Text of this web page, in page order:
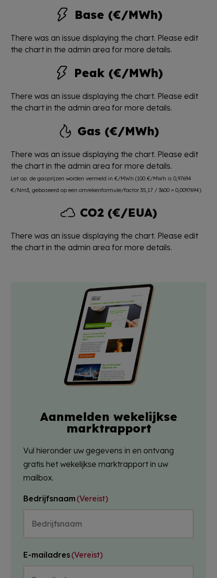
Base (€/MWh)
There was an issue displaying the chart. Please edit
the chart in the admin area for more details.
Peak (€/MWh)
There was an issue displaying the chart. Please edit
the chart in the admin area for more details.
Gas (€/MWh)
There was an issue displaying the chart. Please edit
the chart in the admin area for more details.
Let op: de gasprijzen worden vermeld in €/MWh (100 €/MWh is 0,97694
€/Nm3, gebaseerd op een omrekenformule/factor 35,17 / 3600 = 0,0097694).
CO2 (€/EUA)
There was an issue displaying the chart. Please edit
the chart in the admin area for more details.
Aanmelden wekelijkse
marktrapport
Vul hieronder uw gegevens in en ontvang
gratis het wekelijkse marktrapport in uw
mailbox.
Bedrijfsnaam (Vereist)
E-mailadres(Vereist)